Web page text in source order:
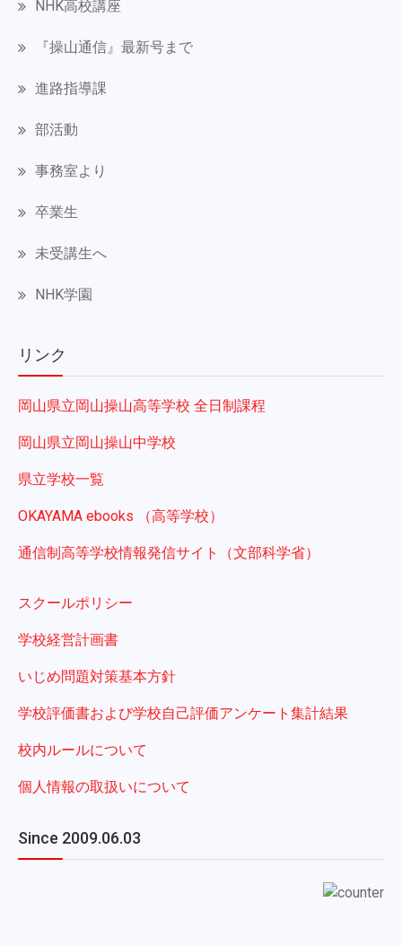
NHK高校講座
『操山通信』最新号まで
進路指導課
部活動
事務室より
卒業生
未受講生へ
NHK学園
リンク
岡山県立岡山操山高等学校 全日制課程
岡山県立岡山操山中学校
県立学校一覧
OKAYAMA ebooks （高等学校）
通信制高等学校情報発信サイト（文部科学省）
スクールポリシー
学校経営計画書
いじめ問題対策基本方針
学校評価書および学校自己評価アンケート集計結果
校内ルールについて
個人情報の取扱いについて
Since 2009.06.03